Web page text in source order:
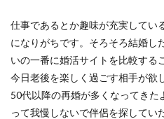
仕事であるとか趣味が充実してい
になりがちです。そろそろ結婚し
いの一番に婚活サイトを比較する
今日老後を楽しく過ごす相手が欲
50代以降の再婚が多くなってき
って我慢しないで伴侶を探してい